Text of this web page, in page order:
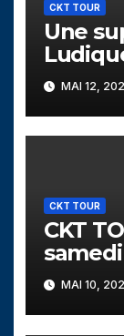
CKT TOUR
Une
de la
l’école
MAI 12,
CKT TOUR
CKT
MAI 10,